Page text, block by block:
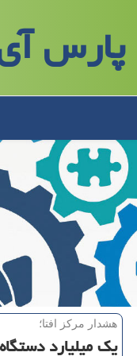
پارس
هشدار مركز افتا؛
یك میلیارد